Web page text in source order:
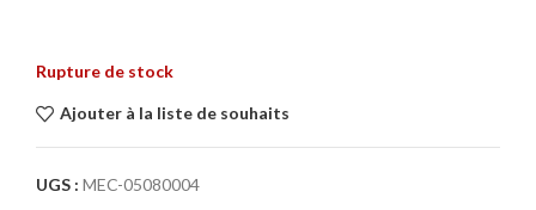
Rupture de stock
Ajouter à la liste de souhaits
UGS : MEC-05080004